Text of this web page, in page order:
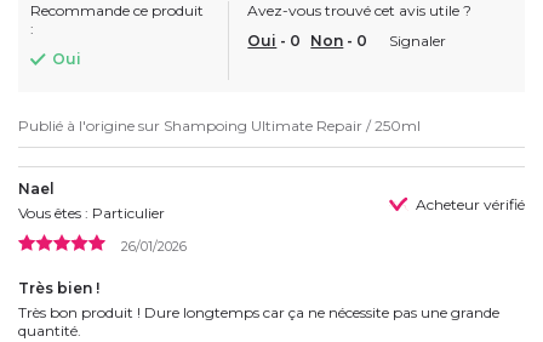
Recommande ce produit
:
Oui
Avez-vous trouvé cet avis utile ?
Oui - 0 Non - 0 Signaler
Publié à l'origine sur Shampoing Ultimate Repair / 250ml
Nael
Vous êtes : Particulier
Acheteur vérifié
26/01/2026
Très bien !
Très bon produit ! Dure longtemps car ça ne nécessite pas une grande
quantité.